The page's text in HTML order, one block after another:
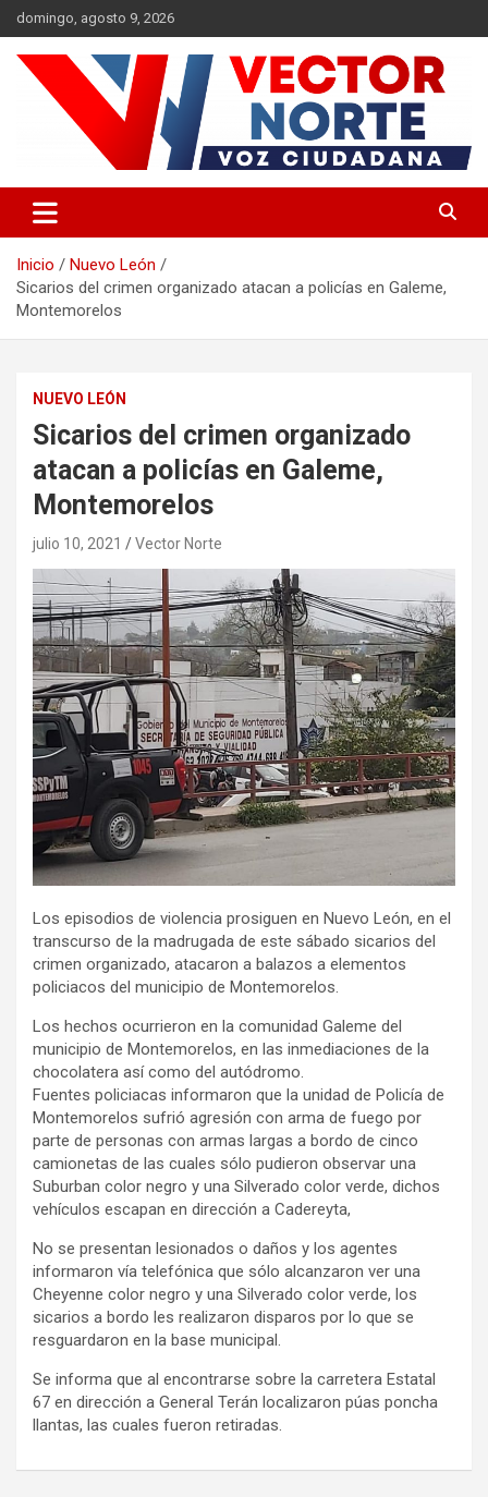
Saltar
al
contenido
domingo, agosto 9, 2026
Vector Norte
Inicio
Nuevo León
Sicarios del crimen organizado atacan a policías en Galeme,
Montemorelos
NUEVO LEÓN
Sicarios del crimen organizado
atacan a policías en Galeme,
Montemorelos
julio 10, 2021 Vector Norte
Los episodios de violencia prosiguen en Nuevo León, en el
transcurso de la madrugada de este sábado sicarios del
crimen organizado, atacaron a balazos a elementos
policiacos del municipio de Montemorelos.
Los hechos ocurrieron en la comunidad Galeme del
municipio de Montemorelos, en las inmediaciones de la
chocolatera así como del autódromo.
Fuentes policiacas informaron que la unidad de Policía de
Montemorelos sufrió agresión con arma de fuego por
parte de personas con armas largas a bordo de cinco
camionetas de las cuales sólo pudieron observar una
Suburban color negro y una Silverado color verde, dichos
vehículos escapan en dirección a Cadereyta,
No se presentan lesionados o daños y los agentes
informaron vía telefónica que sólo alcanzaron ver una
Cheyenne color negro y una Silverado color verde, los
sicarios a bordo les realizaron disparos por lo que se
resguardaron en la base municipal.
Se informa que al encontrarse sobre la carretera Estatal
67 en dirección a General Terán localizaron púas poncha
llantas, las cuales fueron retiradas.